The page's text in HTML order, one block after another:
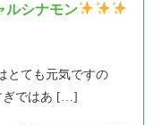
ルシナモン
とても元気ですの
ぎではあ […]